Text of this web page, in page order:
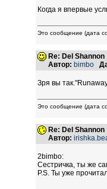
Когда я впервые
Это сообщение (дата
Re: Del Shannon
Автор: bimbo
Зря вы
Это сообщение (дата
Re: Del Shannon
Автор:
2bimbo:
Сестричка, ты же
P.S. Ты уже